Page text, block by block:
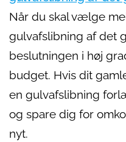
Når du skal vælge
gulvafslibning af det
beslutningen i høj
budget. Hvis dit
en gulvafslibning
og spare dig for
nyt.